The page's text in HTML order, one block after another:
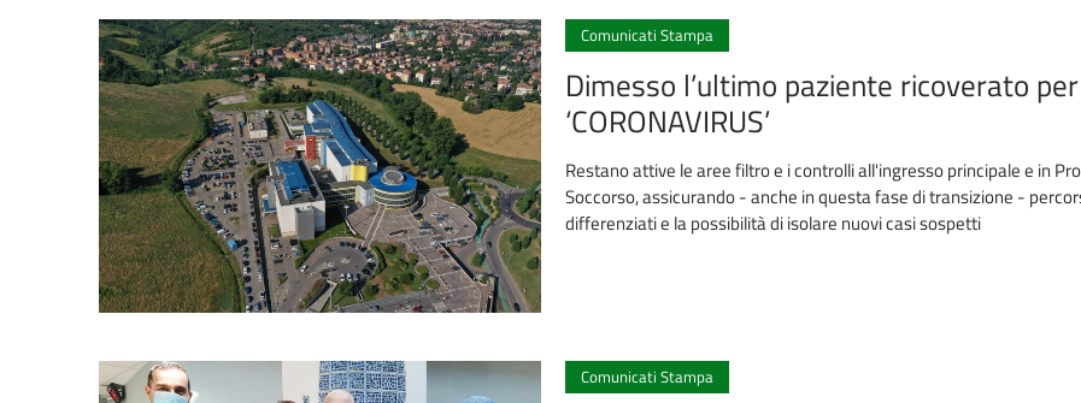
Comunicati Stampa
Dimesso l’ultimo paziente ricoverato per
‘CORONAVIRUS’
Restano attive le aree filtro e i controlli all'ingresso principale e in
Soccorso, assicurando - anche in questa fase di transizione -
differenziati e la possibilità di isolare nuovi casi sospetti
Comunicati Stampa